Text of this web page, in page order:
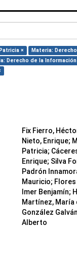
×
Materia:
Derecho de la Información
Fix Fierro,
Nieto, Enrique;
Patricia;
Enrique; Silva
Padrón
Mauricio;
Imer Benjamín;
Martínez, María
González
Alberto